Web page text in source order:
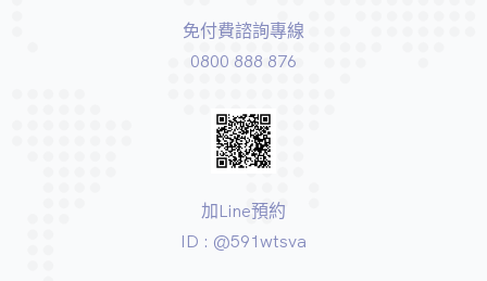
免付費諮詢專線
0800 888 876
加Line預約
ID : @591wtsva